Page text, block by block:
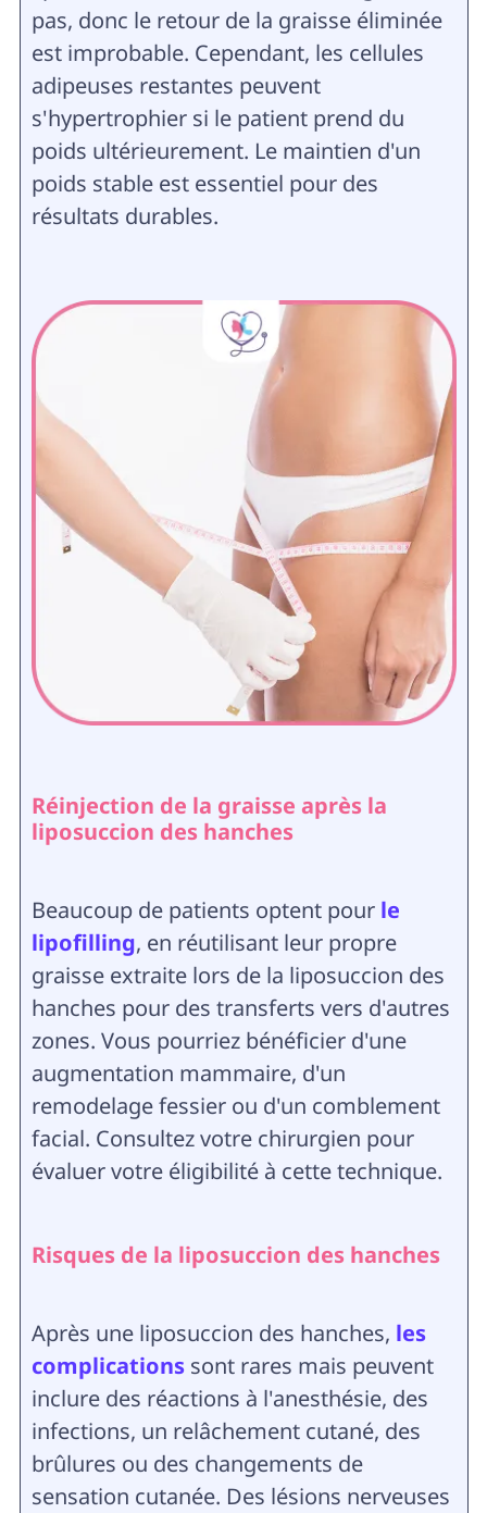
pas, donc le retour de la graisse éliminée
est improbable. Cependant, les cellules
adipeuses restantes peuvent
s'hypertrophier si le patient prend du
poids ultérieurement. Le maintien d'un
poids stable est essentiel pour des
résultats durables.
Réinjection de la graisse après la
liposuccion des hanches
Beaucoup de patients optent pour le
lipofilling, en réutilisant leur propre
graisse extraite lors de la liposuccion des
hanches pour des transferts vers d'autres
zones. Vous pourriez bénéficier d'une
augmentation mammaire, d'un
remodelage fessier ou d'un comblement
facial. Consultez votre chirurgien pour
évaluer votre éligibilité à cette technique.
Risques de la liposuccion des hanches
Après une liposuccion des hanches, les
complicationssont rares mais peuvent
inclure des réactions à l'anesthésie, des
infections, un relâchement cutané, des
brûlures ou des changements de
sensation cutanée. Des lésions nerveuses